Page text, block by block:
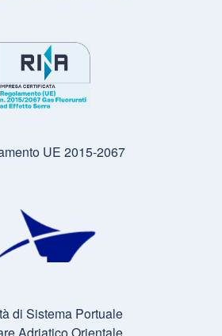
UE 2015-2067
di Sistema Portuale
Adriatico Orientale